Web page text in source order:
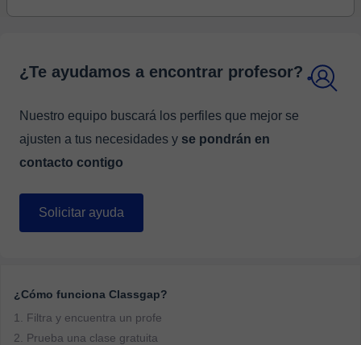
¿Te ayudamos a encontrar profesor?
Nuestro equipo buscará los perfiles que mejor se
ajusten a tus necesidades y se pondrán en
contacto contigo
Solicitar ayuda
¿Cómo funciona Classgap?
1. Filtra y encuentra un profe
2. Prueba una clase gratuita